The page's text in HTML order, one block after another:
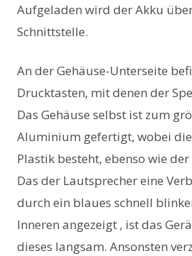
Aufgeladen wird der Akku
Schnittstelle.
An der Gehäuse-Unterseite
Drucktasten, mit denen der
Das Gehäuse selbst ist zum
Aluminium gefertigt, wobei
Plastik besteht, ebenso wie der
Das der Lautsprecher eine
durch ein blaues schnell
Inneren angezeigt , ist das
dieses langsam. Ansonsten